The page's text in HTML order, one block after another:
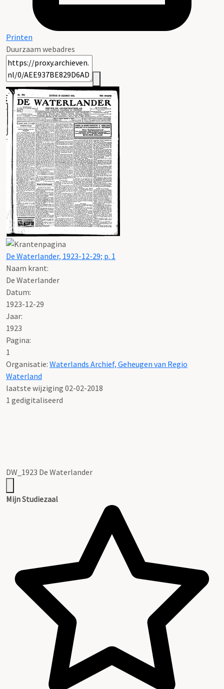
Printen
Duurzaam webadres
De Waterlander, 1923-12-29; p. 1
Naam krant:
De Waterlander
Datum:
1923-12-29
Jaar:
1923
Pagina:
1
Organisatie: Waterlands Archief, Geheugen van Regio
Waterland
laatste wijziging 02-02-2018
1 gedigitaliseerd
DW_1923 De Waterlander
Mijn Studiezaal